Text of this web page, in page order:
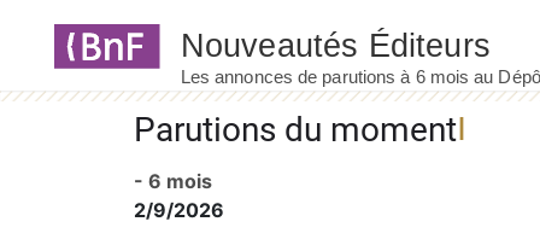
Parutions du moment
- 6 mois
2/9/2026